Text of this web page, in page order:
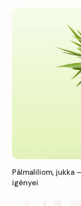
Pálmaliliom, jukka
igényei